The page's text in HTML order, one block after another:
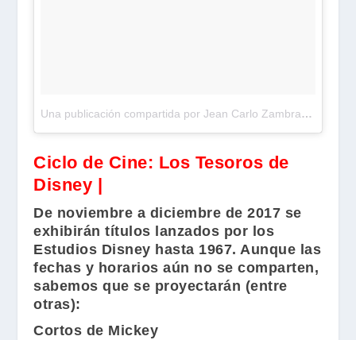
Una publicación compartida por Jean Carlo Zambrano (@jeanzambranobrun)
Ciclo de Cine: Los Tesoros de
Disney |
De noviembre a diciembre de 2017 se
exhibirán títulos lanzados por los
Estudios Disney hasta 1967. Aunque las
fechas y horarios aún no se comparten,
sabemos que se proyectarán (entre
otras):
Cortos de Mickey